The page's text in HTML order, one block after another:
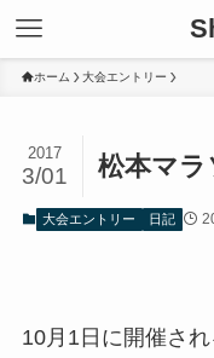
ホーム 大会エントリー
松本マ
2017
3/01
大会エントリー 日記
10月1日に開催され